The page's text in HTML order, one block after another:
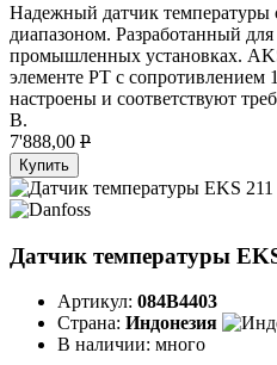
Надежный датчик
диапазоном. Разработанный
промышленных установках.
элементе PT с
настроены и соответствуют
B.
7'888,00 P
Купить
Датчик температуры
Артикул: 084B4403
Страна: Индонезия
В наличии: много